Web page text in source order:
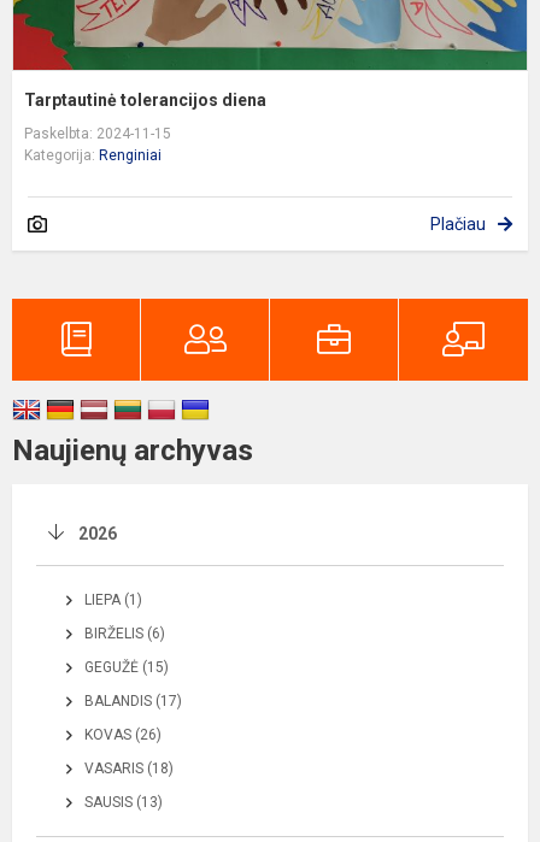
Tarptautinė tolerancijos diena
Paskelbta: 2024-11-15
Kategorija: Renginiai
Plačiau
Naujienų archyvas
2026
LIEPA (1)
BIRŽELIS (6)
GEGUŽĖ (15)
BALANDIS (17)
KOVAS (26)
VASARIS (18)
SAUSIS (13)